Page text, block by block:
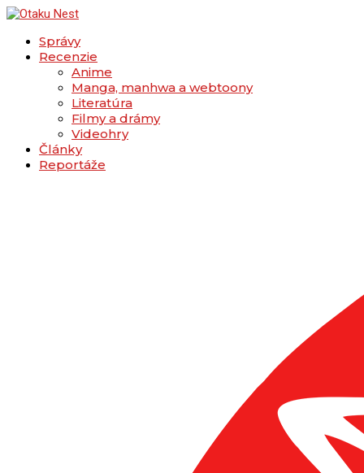
Správy
Recenzie
Anime
Manga, manhwa a webtoony
Literatúra
Filmy a drámy
Videohry
Články
Reportáže